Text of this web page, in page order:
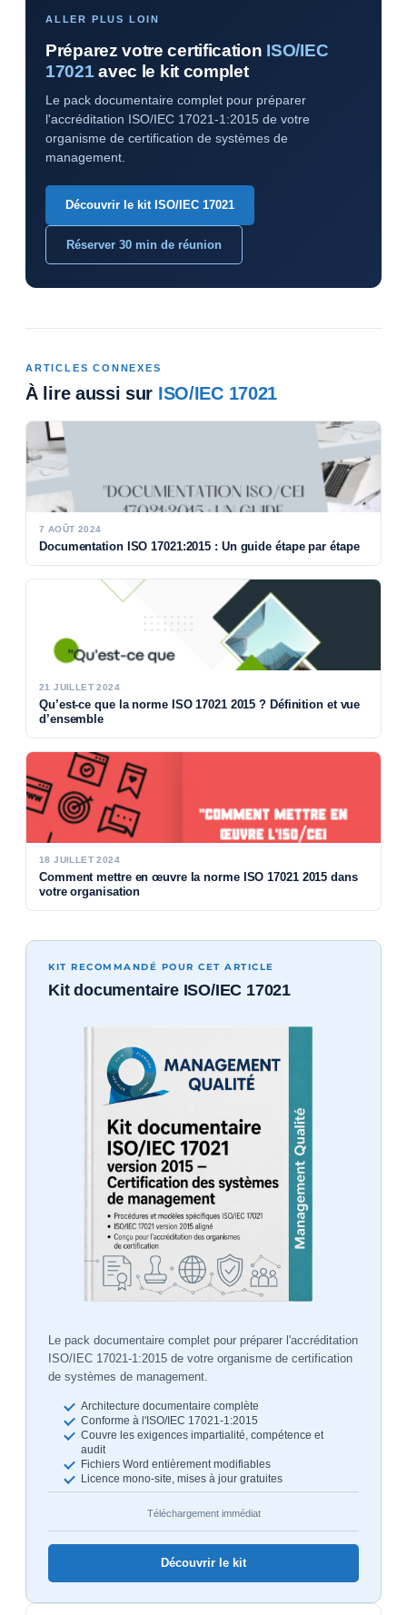
ALLER PLUS LOIN
Préparez votre certification ISO/IEC
17021 avec le kit complet
Le pack documentaire complet pour préparer
l'accréditation ISO/IEC 17021-1:2015 de votre
organisme de certification de systèmes de
management.
Découvrir le kit ISO/IEC 17021
Réserver 30 min de réunion
ARTICLES CONNEXES
À lire aussi sur ISO/IEC 17021
7 AOÛT 2024
Documentation ISO 17021:2015 : Un guide étape par étape
21 JUILLET 2024
Qu’est-ce que la norme ISO 17021 2015 ? Définition et vue
d’ensemble
18 JUILLET 2024
Comment mettre en œuvre la norme ISO 17021 2015 dans
votre organisation
KIT RECOMMANDÉ POUR CET ARTICLE
Kit documentaire ISO/IEC 17021
Le pack documentaire complet pour préparer l'accréditation
ISO/IEC 17021-1:2015 de votre organisme de certification
de systèmes de management.
Architecture documentaire complète
Conforme à l'ISO/IEC 17021-1:2015
Couvre les exigences impartialité, compétence et
audit
Fichiers Word entièrement modifiables
Licence mono-site, mises à jour gratuites
Téléchargement immédiat
Découvrir le kit